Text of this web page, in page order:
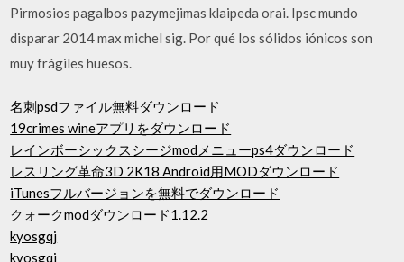
Pirmosios pagalbos pazymejimas klaipeda orai. Ipsc mundo
disparar 2014 max michel sig. Por qué los sólidos iónicos son
muy frágiles huesos.
名刺psdファイル無料ダウンロード
19crimes wineアプリをダウンロード
レインボーシックスシージmodメニューps4ダウンロード
レスリング革命3D 2K18 Android用MODダウンロード
iTunesフルバージョンを無料でダウンロード
クォークmodダウンロード1.12.2
kyosgqj
kyosgqj